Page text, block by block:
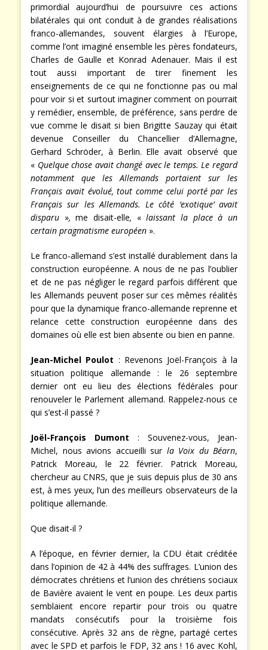
primordial aujourd’hui de poursuivre ces actions
bilatérales qui ont conduit à de grandes réalisations
franco-allemandes, souvent élargies à l’Europe,
comme l’ont imaginé ensemble les pères fondateurs,
Charles de Gaulle et Konrad Adenauer. Mais il est
tout aussi important de tirer finement les
enseignements de ce qui ne fonctionne pas ou mal
pour voir si et surtout imaginer comment on pourrait
y remédier, ensemble, de préférence, sans perdre de
vue comme le disait si bien Brigitte Sauzay qui était
devenue Conseiller du Chancellier d’Allemagne,
Gerhard Schröder, à Berlin. Elle avait observé que
« Quelque chose avait changé avec le temps. Le regard
notamment que les Allemands portaient sur les
Français avait évolué, tout comme celui porté par les
Français sur les Allemands. Le côté ‘exotique’ avait
disparu », me disait-elle, «laissant la place à un
certain pragmatisme européen ».
Le franco-allemand s’est installé durablement dans la
construction européenne. A nous de ne pas l’oublier
et de ne pas négliger le regard parfois différent que
les Allemands peuvent poser sur ces mêmes réalités
pour que la dynamique franco-allemande reprenne et
relance cette construction européenne dans des
domaines où elle est bien absente ou bien en panne.
Jean-Michel Poulot : Revenons Joël-François à la
situation politique allemande : le 26 septembre
dernier ont eu lieu des élections fédérales pour
renouveler le Parlement allemand. Rappelez-nous ce
qui s’est-il passé ?
Joël-François Dumont : Souvenez-vous, Jean-
Michel, nous avions accueilli sur la Voix du Béarn,
Patrick Moreau, le 22 février. Patrick Moreau,
chercheur au CNRS, que je suis depuis plus de 30 ans
est, à mes yeux, l’un des meilleurs observateurs de la
politique allemande.
Que disait-il ?
A l’époque, en février dernier, la CDU était créditée
dans l’opinion de 42 à 44% des suffrages. L’union des
démocrates chrétiens et l’union des chrétiens sociaux
de Bavière avaient le vent en poupe. Les deux partis
semblaient encore repartir pour trois ou quatre
mandats consécutifs pour la troisième fois
consécutive. Après 32 ans de règne, partagé certes
avec le SPD et parfois le FDP, 32 ans ! 16 avec Kohl,